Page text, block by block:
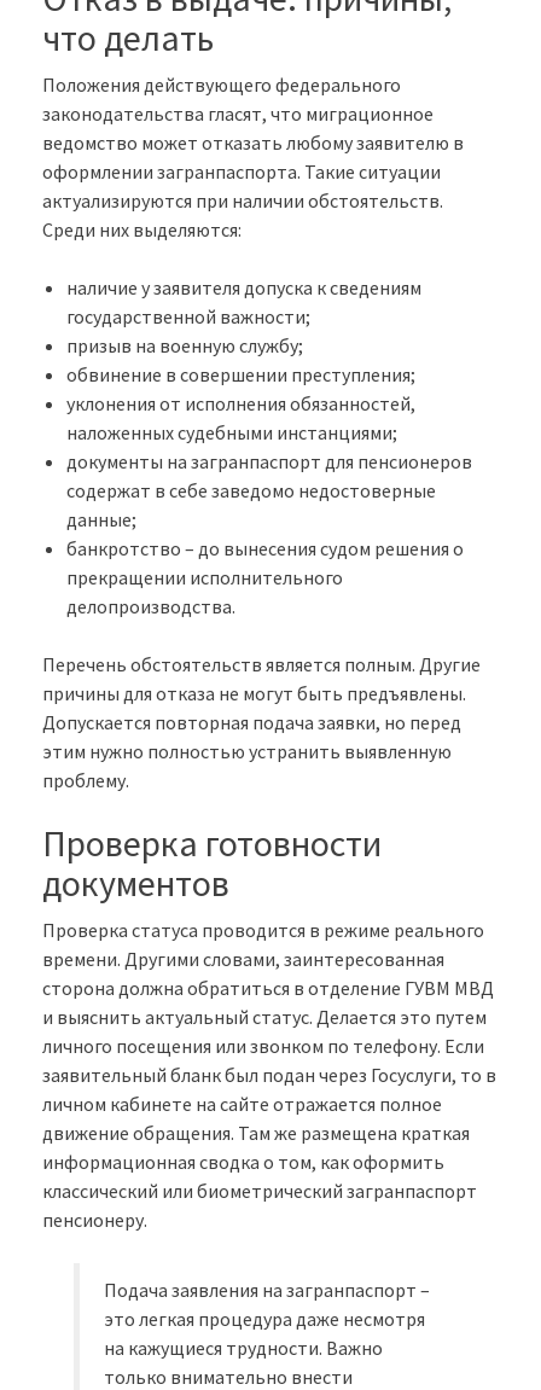
что делать
Положения действующего федерального
законодательства гласят, что миграционное
ведомство может отказать любому заявителю в
оформлении загранпаспорта. Такие ситуации
актуализируются при наличии обстоятельств.
Среди них выделяются:
наличие у заявителя допуска к сведениям
государственной важности;
призыв на военную службу;
обвинение в совершении преступления;
уклонения от исполнения обязанностей,
наложенных судебными инстанциями;
документы на загранпаспорт для пенсионеров
содержат в себе заведомо недостоверные
данные;
банкротство – до вынесения судом решения о
прекращении исполнительного
делопроизводства.
Перечень обстоятельств является полным. Другие
причины для отказа не могут быть предъявлены.
Допускается повторная подача заявки, но перед
этим нужно полностью устранить выявленную
проблему.
Проверка готовности
документов
Проверка статуса проводится в режиме реального
времени. Другими словами, заинтересованная
сторона должна обратиться в отделение ГУВМ МВД
и выяснить актуальный статус. Делается это путем
личного посещения или звонком по телефону. Если
заявительный бланк был подан через Госуслуги, то в
личном кабинете на сайте отражается полное
движение обращения. Там же размещена краткая
информационная сводка о том, как оформить
классический или биометрический загранпаспорт
пенсионеру.
Подача заявления на загранпаспорт –
это легкая процедура даже несмотря
на кажущиеся трудности. Важно
только внимательно внести